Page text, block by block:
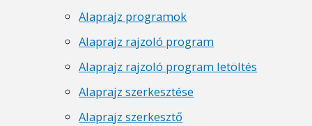
Alaprajz programok
Alaprajz rajzoló program
Alaprajz rajzoló program letöltés
Alaprajz szerkesztése
Alaprajz szerkesztő